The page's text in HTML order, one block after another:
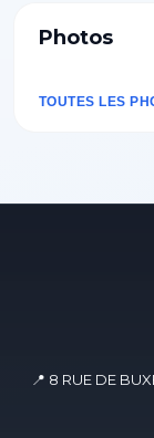
Photos
TOUTES LES
📍 8 RUE DE